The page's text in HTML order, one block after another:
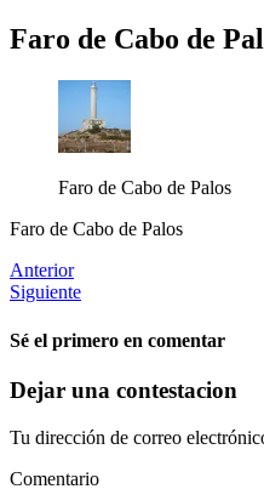
Faro de Cabo de
Faro de Cabo de Palos
Faro de Cabo de Palos
Anterior
Siguiente
Sé el primero en comentar
Dejar una contestacion
Tu dirección de correo
Comentario